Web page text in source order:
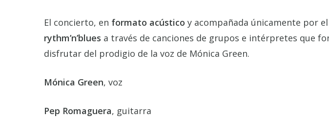
El concierto, en formato acústico y acompañada únicamente por
rythm’n’blues a través de canciones de grupos e intérpretes que
disfrutar del prodigio de la voz de Mónica Green.
Mónica Green, voz
Pep Romaguera, guitarra